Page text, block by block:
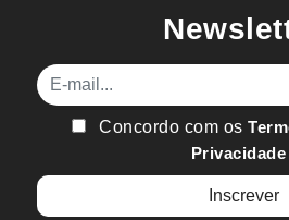
E-mail
Concordo com os
Privacidade